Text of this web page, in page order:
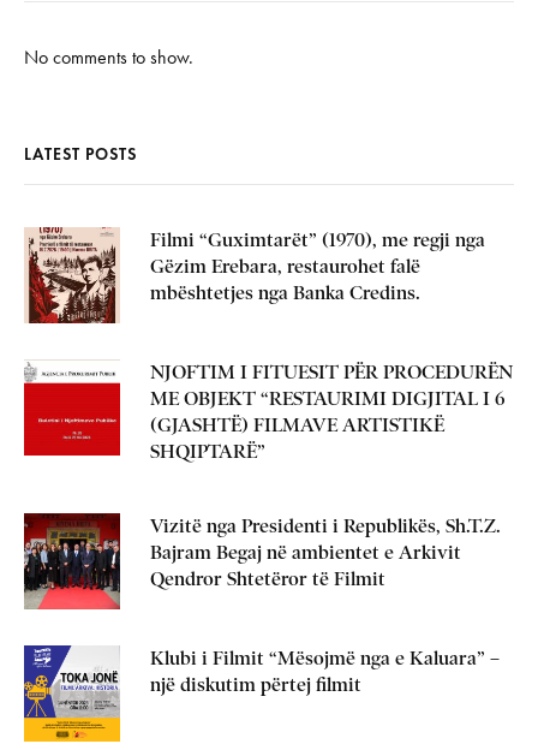
No comments to show.
LATEST POSTS
Filmi “Guximtarët” (1970), me regji nga
Gëzim Erebara, restaurohet falë
mbështetjes nga Banka Credins.
NJOFTIM I FITUESIT PËR PROCEDURËN
ME OBJEKT “RESTAURIMI DIGJITAL I 6
(GJASHTË) FILMAVE ARTISTIKË
SHQIPTARË”
Vizitë nga Presidenti i Republikës, Sh.T.Z.
Bajram Begaj në ambientet e Arkivit
Qendror Shtetëror të Filmit
Klubi i Filmit “Mësojmë nga e Kaluara” –
një diskutim përtej filmit